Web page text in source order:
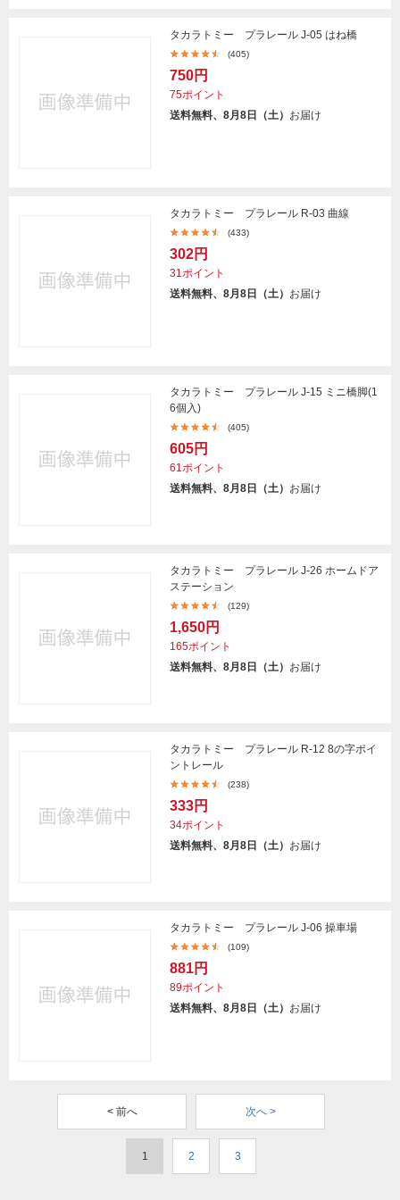
タカラトミー プラレール J-05 はね橋
(405)
750円
75ポイント
送料無料、8月8日（土） お届け
タカラトミー プラレール R-03 曲線
(433)
302円
31ポイント
送料無料、8月8日（土） お届け
タカラトミー プラレール J-15 ミニ橋脚(1
6個入)
(405)
605円
61ポイント
送料無料、8月8日（土） お届け
タカラトミー プラレール J-26 ホームドア
ステーション
(129)
1,650円
165ポイント
送料無料、8月8日（土） お届け
タカラトミー プラレール R-12 8の字ポイ
ントレール
(238)
333円
34ポイント
送料無料、8月8日（土） お届け
タカラトミー プラレール J-06 操車場
(109)
881円
89ポイント
送料無料、8月8日（土） お届け
< 前へ 次へ >
1 2 3